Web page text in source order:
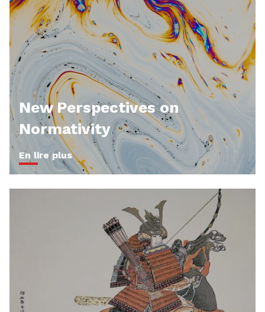
New Perspectives on
Normativity
En lire plus